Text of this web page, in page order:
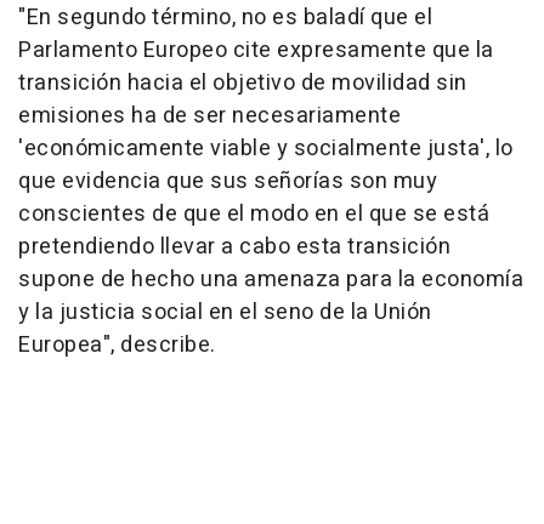
"En segundo término, no es baladí que el
Parlamento Europeo cite expresamente que la
transición hacia el objetivo de movilidad sin
emisiones ha de ser necesariamente
'económicamente viable y socialmente justa', lo
que evidencia que sus señorías son muy
conscientes de que el modo en el que se está
pretendiendo llevar a cabo esta transición
supone de hecho una amenaza para la economía
y la justicia social en el seno de la Unión
Europea", describe.